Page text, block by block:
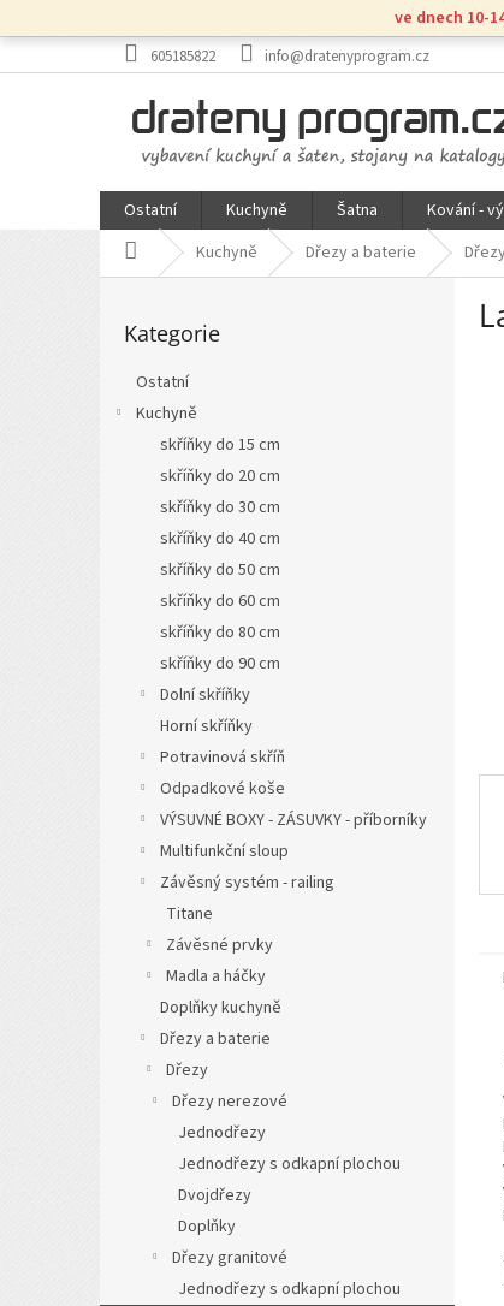
na
ve dnech 10-
605185822 info@dratenyprogram.cz
Ostatní Kuchyně Šatna Kování -
Domů Kuchyně Dřezy a baterie
P
kategorie
Kategorie
Ostatní
Kuchyně
skříňky do 15 cm
skříňky do 20 cm
skříňky do 30 cm
skříňky do 40 cm
skříňky do 50 cm
skříňky do 60 cm
skříňky do 80 cm
skříňky do 90 cm
Dolní skříňky
Horní skříňky
Potravinová skříň
Odpadkové koše
VÝSUVNÉ BOXY - ZÁSUVKY - příborníky
Multifunkční sloup
Závěsný systém - railing
Titane
Závěsné prvky
Madla a háčky
Doplňky kuchyně
Dřezy a baterie
Dřezy
Dřezy nerezové
Jednodřezy
Jednodřezy s odkapní plochou
Dvojdřezy
Doplňky
Dřezy granitové
Jednodřezy s odkapní plochou